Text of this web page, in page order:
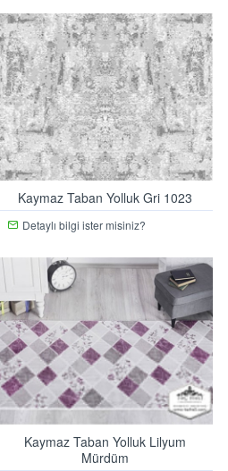
Kaymaz Taban Yolluk Gri 1023
Detaylı bilgi ister misiniz?
Kaymaz Taban Yolluk Lilyum
Mürdüm